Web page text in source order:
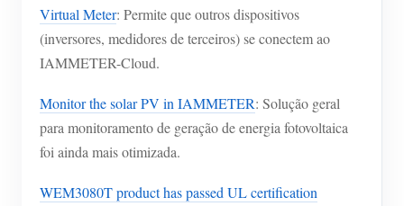
Virtual Meter: Permite que outros dispositivos
(inversores, medidores de terceiros) se conectem ao
IAMMETER-Cloud.
Monitor the solar PV in IAMMETER: Solução geral
para monitoramento de geração de energia fotovoltaica
foi ainda mais otimizada.
WEM3080T product has passed UL certification